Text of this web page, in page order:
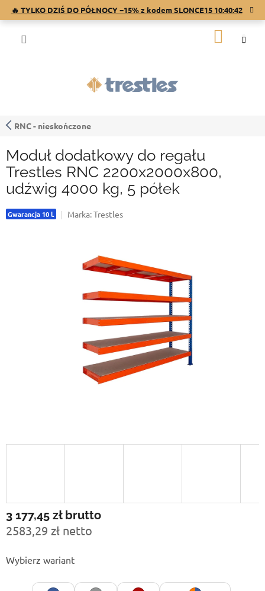
🔥 TYLKO DZIŚ DO PÓŁNOCY −15% z kodem SLONCE15 10:40:42
RNC - nieskończone
Moduł dodatkowy do regału
Trestles RNC 2200x2000x800,
udźwig 4000 kg, 5 półek
Gwarancja 10 l. Marka:Trestles
3 177,45 zł brutto
2583,29 zł netto
jednostkowa:
Wybierz wariant